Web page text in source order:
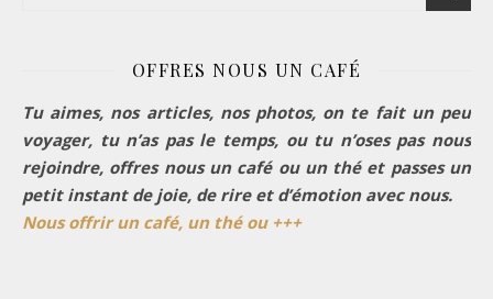
OFFRES NOUS UN CAFÉ
Tu aimes, nos articles, nos photos, on te fait un peu
voyager, tu n’as pas le temps, ou tu n’oses pas nous
rejoindre, offres nous un café ou un thé et passes un
petit instant de joie, de rire et d’émotion avec nous.
Nous offrir un café, un thé ou +++